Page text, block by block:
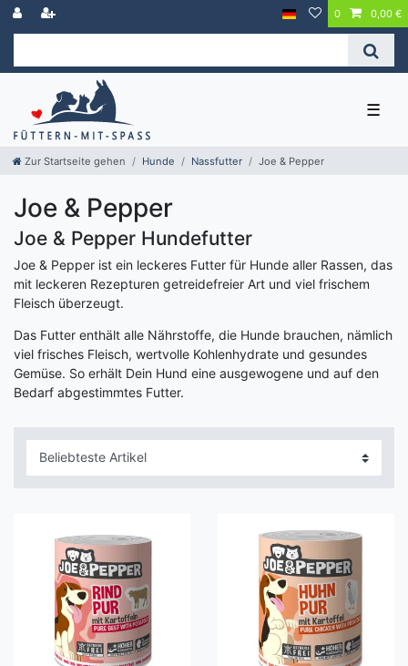
0 0,00 €
☰
Zur Startseite gehen Hunde Nassfutter Joe & Pepper
Joe & Pepper
Joe & Pepper Hundefutter
Joe & Pepper ist ein leckeres Futter für Hunde aller Rassen, das
mit leckeren Rezepturen getreidefreier Art und viel frischem
Fleisch überzeugt.
Das Futter enthält alle Nährstoffe, die Hunde brauchen, nämlich
viel frisches Fleisch, wertvolle Kohlenhydrate und gesundes
Gemüse. So erhält Dein Hund eine ausgewogene und auf den
Bedarf abgestimmtes Futter.